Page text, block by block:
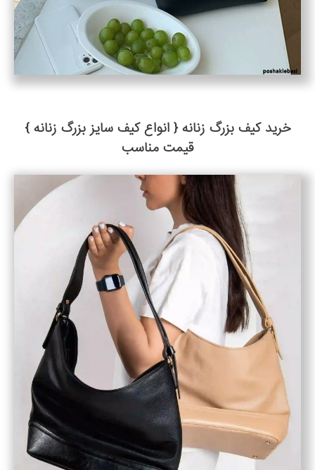
خرید کیف بزرگ زنانه { انواع کیف سایز بزرگ زنانه }
قیمت مناسب